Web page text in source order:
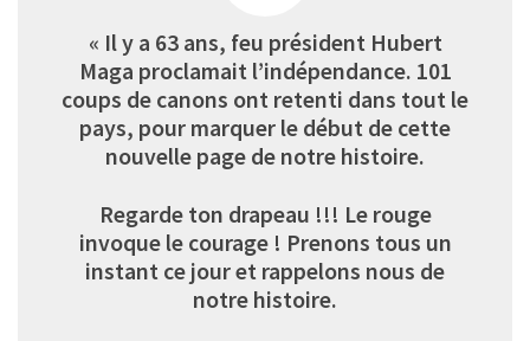
« Il y a 63 ans, feu président Hubert
Maga proclamait l’indépendance. 101
coups de canons ont retenti dans tout le
pays, pour marquer le début de cette
nouvelle page de notre histoire.
Regarde ton drapeau !!! Le rouge
invoque le courage ! Prenons tous un
instant ce jour et rappelons nous de
notre histoire.